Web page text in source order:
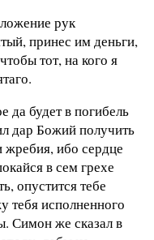
рук
принес им деньги,
тот, на кого я
да будет в погибель
дар Божий получить
жребия, ибо сердце
в сем грехе
опустится тебе
тебя исполненного
Симон же сказал в